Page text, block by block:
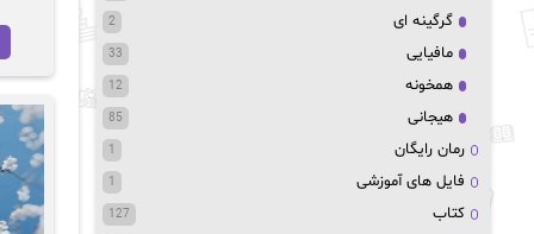
گرگینه ای 2
مافیایی 33
همخونه 12
هیجانی 85
رمان رایگان 1
فایل های آموزشی 1
کتاب 127